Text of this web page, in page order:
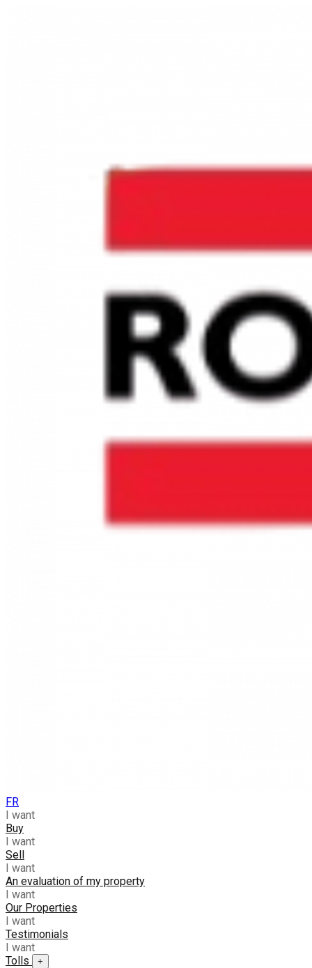
FR
I want
Buy
I want
Sell
I want
An evaluation of my property
I want
Our Properties
I want
Testimonials
I want
Tolls
+